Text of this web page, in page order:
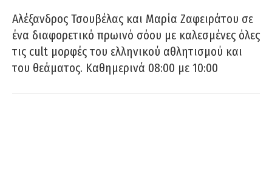
Αλέξανδρος Τσουβέλας και Μαρία Ζαφειράτου σε
ένα διαφορετικό πρωινό σόου με καλεσμένες όλες
τις cult μορφές του ελληνικού αθλητισμού και
του θεάματος. Καθημερινά 08:00 με 10:00